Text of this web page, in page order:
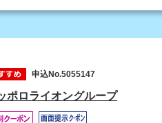
申込No.5055147
ポロライオングループ